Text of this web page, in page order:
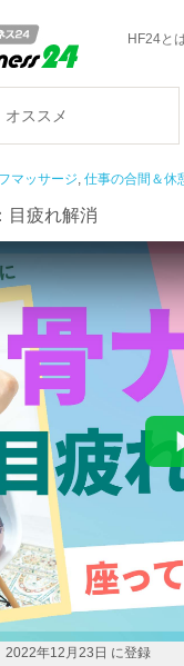
HF24と
オススメ
マッサージ, 仕事の合間＆休
目疲れ解消
2022年12月23日 に登録